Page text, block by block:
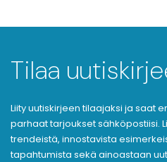
Tilaa
Liity uutiskirjeen tilaajaksi ja saat
parhaat tarjoukset sähköpostiisi.
trendeistä, innostavista
tapahtumista sekä ainoastaan